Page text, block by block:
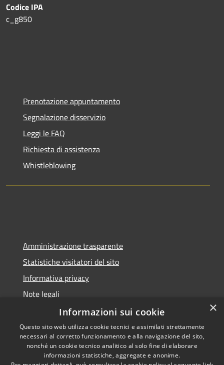
Codice IPA
c_g850
Prenotazione appuntamento
Segnalazione disservizio
Leggi le FAQ
Richiesta di assistenza
Whistleblowing
Amministrazione trasparente
Statistiche visitatori del sito
Informativa privacy
Note legali
Dichiarazione di accessibilità
RSS Copyright © 2026 • Comune di
×
Informazioni sui cookie
Questo sito web utilizza cookie tecnici e assimilati strettamente
necessari al corretto funzionamento e alla navigazione del sito,
nonché un cookie tecnico analitico al solo fine di elaborare
informazioni statistiche, aggregate e anonime.